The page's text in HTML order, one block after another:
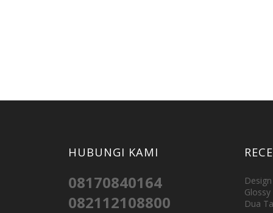
HUBUNGI KAMI
08170840164
082112108800
Dua